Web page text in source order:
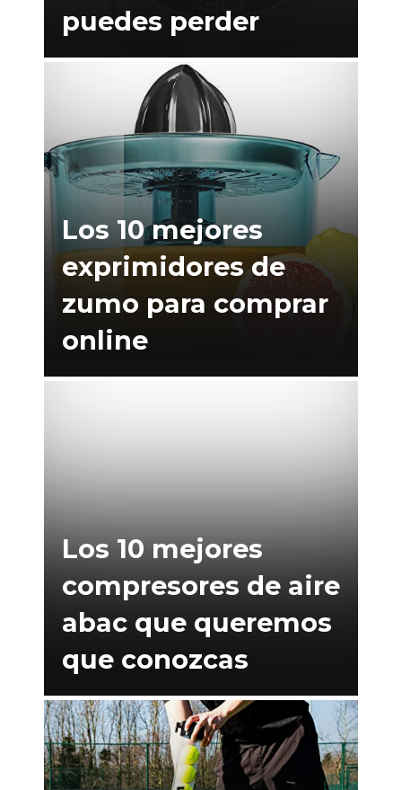
puedes perder
Los 10 mejores
exprimidores de
zumo para comprar
online
Los 10 mejores
compresores de aire
abac que queremos
que conozcas